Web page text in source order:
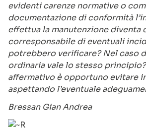
evidenti carenze normative o
documentazione di conformità
effettua la manutenzione diventa
corresponsabile di eventuali
potrebbero verificare? Nel caso
ordinaria vale lo stesso
affermativo è opportuno evitare
aspettando l’eventuale
Bressan Gian Andrea